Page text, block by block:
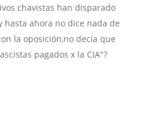
chavistas han disparado
hasta ahora no dice nada de
la oposición,no decía que
pagados x la CIA"?